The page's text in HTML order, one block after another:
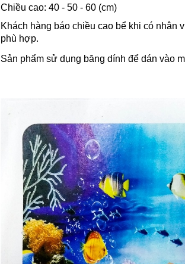
Chiều cao: 40 - 50 - 60 (cm)
Khách hàng báo chiều cao bể khi có nhân
phù hợp.
Sản phẩm sử dụng băng dính để dán vào